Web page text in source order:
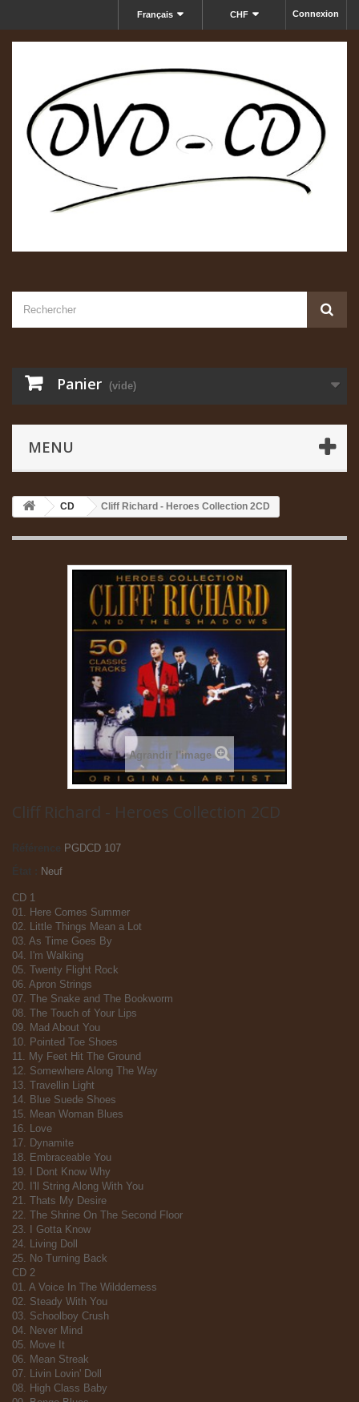
Connexion
CHF
Français
Panier (vide)
MENU
CD Cliff Richard - Heroes Collection 2CD
Agrandir l'image
Cliff Richard - Heroes Collection 2CD
Référence
PGDCD 107
Neuf
CD 1
01. Here Comes Summer
02. Little Things Mean a Lot
03. As Time Goes By
04. I'm Walking
05. Twenty Flight Rock
06. Apron Strings
07. The Snake and The Bookworm
08. The Touch of Your Lips
09. Mad About You
10. Pointed Toe Shoes
11. My Feet Hit The Ground
12. Somewhere Along The Way
13. Travellin Light
14. Blue Suede Shoes
15. Mean Woman Blues
16. Love
17. Dynamite
18. Embraceable You
19. I Dont Know Why
20. I'll String Along With You
21. Thats My Desire
22. The Shrine On The Second Floor
23. I Gotta Know
24. Living Doll
25. No Turning Back
CD 2
01. A Voice In The Wildderness
02. Steady With You
03. Schoolboy Crush
04. Never Mind
05. Move It
06. Mean Streak
07. Livin Lovin' Doll
08. High Class Baby